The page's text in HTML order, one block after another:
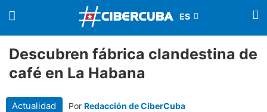
Descubren fábrica clandestina de
café en La Habana
Actualidad Por Redacción de CiberCuba